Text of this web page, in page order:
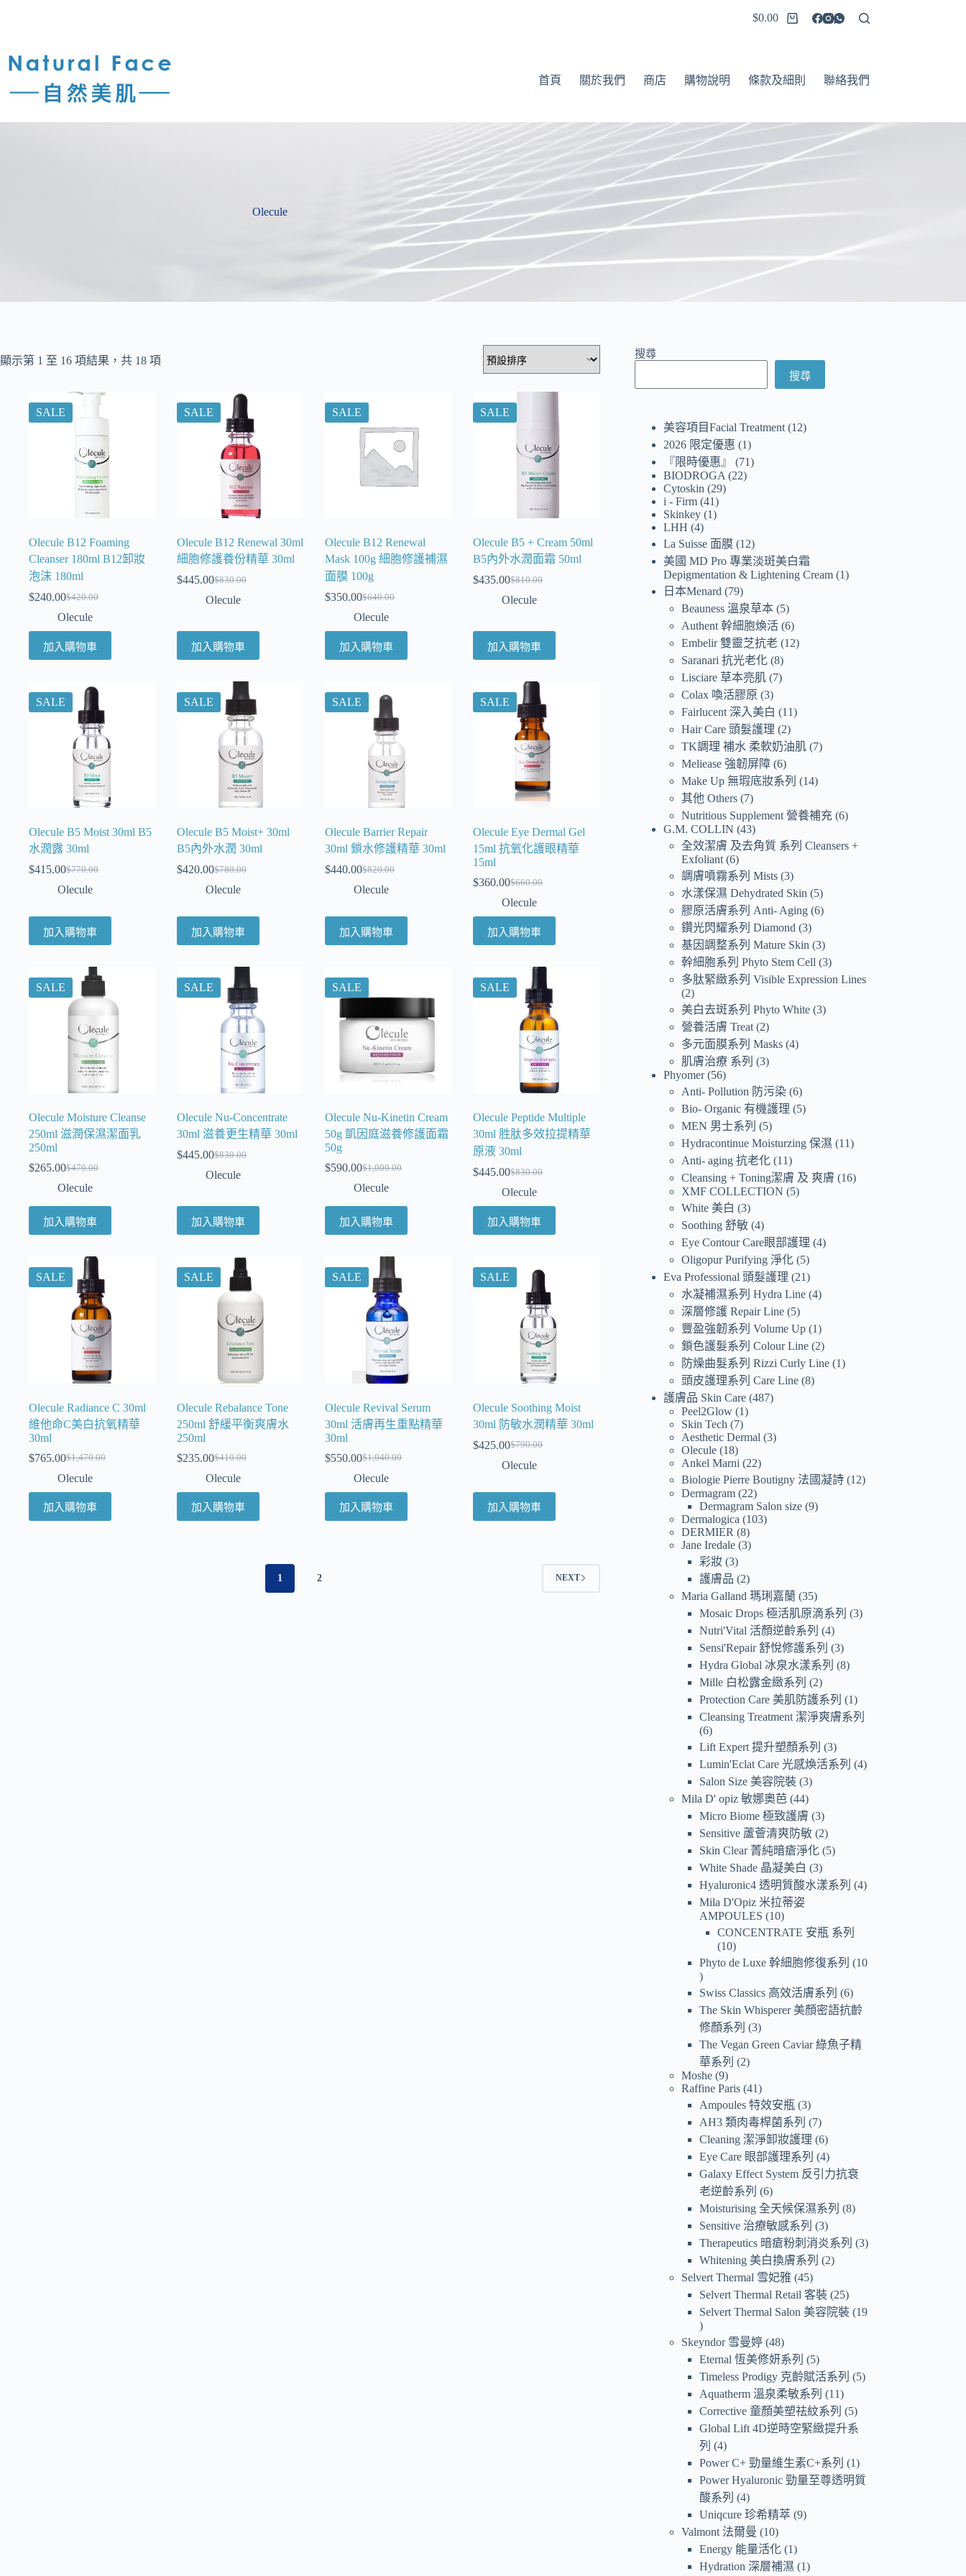
$0.00
首頁 關於我們 商店 購物說明 條款及細則 聯絡我們
Olecule
顯示第 1 至 16 項結果，共 18 項
SALE
Olecule B12 Foaming
Cleanser 180ml B12卸妝
泡沫 180ml
$420.00
$240.00
Olecule
加入購物車
SALE
Olecule B12 Renewal 30ml
細胞修護養份精華 30ml
$830.00
$445.00
Olecule
加入購物車
SALE
Olecule B12 Renewal
Mask 100g 細胞修護補濕
面膜 100g
$640.00
$350.00
Olecule
加入購物車
SALE
Olecule B5 + Cream 50ml
B5內外水潤面霜 50ml
$810.00
$435.00
Olecule
加入購物車
SALE
Olecule B5 Moist 30ml B5
水潤露 30ml
$770.00
$415.00
Olecule
加入購物車
SALE
Olecule B5 Moist+ 30ml
B5內外水潤 30ml
$780.00
$420.00
Olecule
加入購物車
SALE
Olecule Barrier Repair
30ml 鎖水修護精華 30ml
$820.00
$440.00
Olecule
加入購物車
SALE
Olecule Eye Dermal Gel
15ml 抗氧化護眼精華
15ml
$660.00
$360.00
Olecule
加入購物車
SALE
Olecule Moisture Cleanse
250ml 滋潤保濕潔面乳
250ml
$470.00
$265.00
Olecule
加入購物車
SALE
Olecule Nu-Concentrate
30ml 滋養更生精華 30ml
$830.00
$445.00
Olecule
加入購物車
SALE
Olecule Nu-Kinetin Cream
50g 凱因庭滋養修護面霜
50g
$1,000.00
$590.00
Olecule
加入購物車
SALE
Olecule Peptide Multiple
30ml 胜肽多效拉提精華
原液 30ml
$830.00
$445.00
Olecule
加入購物車
SALE
Olecule Radiance C 30ml
維他命C美白抗氧精華
30ml
$1,470.00
$765.00
Olecule
加入購物車
SALE
Olecule Rebalance Tone
250ml 舒緩平衡爽膚水
250ml
$410.00
$235.00
Olecule
加入購物車
SALE
Olecule Revival Serum
30ml 活膚再生重點精華
30ml
$1,040.00
$550.00
Olecule
加入購物車
SALE
Olecule Soothing Moist
30ml 防敏水潤精華 30ml
$790.00
$425.00
Olecule
加入購物車
1 2 NEXT
搜尋
搜尋
美容項目Facial Treatment 12
2026 限定優惠
1
『限時優惠』
71
BIODROGA
22
Cytoskin
29
i - Firm 41
Skinkey 1
LHH 4
La Suisse 面膜 12
美國 MD Pro 專業淡斑美白霜
Depigmentation & Lightening Cream 1
日本Menard
79
Beauness 溫泉草本 5
Authent 幹細胞煥活 6
Embelir 雙靈芝抗老 12
Saranari 抗光老化 8
Lisciare 草本亮肌 7
Colax 喚活膠原 3
Fairlucent 深入美白
11
Hair Care 頭髮護理
2
TK調理 補水 柔軟奶油肌 7
Meliease 強韌屏障 6
Make Up 無瑕底妝系列
14
其他 Others 7
Nutritious Supplement 營養補充 6
G.M. COLLIN 43
全效潔膚 及去角質 系列 Cleansers +
Exfoliant 6
調膚噴霧系列 Mists 3
水漾保濕 Dehydrated Skin
5
膠原活膚系列 Anti- Aging 6
鑽光閃耀系列 Diamond 3
基因調整系列 Mature Skin 3
幹細胞系列 Phyto Stem Cell 3
多肽緊緻系列 Visible Expression Lines
2
美白去斑系列 Phyto White 3
營養活膚 Treat 2
多元面膜系列 Masks 4
肌膚治療 系列
3
Phyomer 56
Anti- Pollution 防污染 6
Bio- Organic 有機護理
5
MEN 男士系列
5
Hydracontinue Moisturzing 保濕
11
Anti- aging 抗老化 11
Cleansing + Toning潔膚 及 爽膚
16
XMF COLLECTION
5
White 美白
3
Soothing 舒敏 4
Eye Contour Care眼部護理 4
Oligopur Purifying 淨化 5
Eva Professional 頭髮護理
21
水凝補濕系列 Hydra Line 4
深層修護 Repair Line 5
豐盈強韌系列 Volume Up 1
鎖色護髮系列 Colour Line 2
防燥曲髮系列 Rizzi Curly Line 1
頭皮護理系列 Care Line 8
護膚品 Skin Care 487
Peel2Glow 1
Skin Tech
7
Aesthetic Dermal 3
Olecule 18
Ankel Marni
22
Biologie Pierre Boutigny 法國凝詩 12
Dermagram 22
Dermagram Salon size 9
Dermalogica
103
DERMIER
8
Jane Iredale 3
彩妝 3
護膚品
2
Maria Galland 瑪琍嘉蘭 35
Mosaic Drops 極活肌原滴系列
3
Nutri'Vital 活顏逆齡系列
4
Sensi'Repair 舒悅修護系列
3
Hydra Global 冰泉水漾系列
8
Mille 白松露金緻系列
2
Protection Care 美肌防護系列
1
Cleansing Treatment 潔淨爽膚系列
6
Lift Expert 提升塑顏系列
3
Lumin'Eclat Care 光感煥活系列
4
Salon Size 美容院裝 3
Mila D' opiz 敏娜奧芭 44
Micro Biome 極致護膚 3
Sensitive 蘆薈清爽防敏 2
Skin Clear 菁純暗瘡淨化 5
White Shade 晶凝美白
3
Hyaluronic4 透明質酸水漾系列
4
Mila D'Opiz 米拉蒂姿
AMPOULES
10
CONCENTRATE 安瓶 系列
10
Phyto de Luxe 幹細胞修復系列
10
Swiss Classics 高效活膚系列
6
The Skin Whisperer 美顏密語抗齡
修顏系列
3
The Vegan Green Caviar 綠魚子精
華系列
2
Moshe 9
Raffine Paris 41
Ampoules 特效安瓶 3
AH3 類肉毒桿菌系列
7
Cleaning 潔淨卸妝護理 6
Eye Care 眼部護理系列
4
Galaxy Effect System 反引力抗衰
老逆齡系列
6
Moisturising 全天候保濕系列
8
Sensitive 治療敏感系列
3
Therapeutics 暗瘡粉刺消炎系列
3
Whitening 美白換膚系列
2
Selvert Thermal 雪妃雅 45
Selvert Thermal Retail 客裝 25
Selvert Thermal Salon 美容院裝 19
Skeyndor 雪曼婷 48
Eternal 恆美修妍系列
5
Timeless Prodigy 克齡賦活系列
5
Aquatherm 溫泉柔敏系列
11
Corrective 童顏美塑祛紋系列
5
Global Lift 4D逆時空緊緻提升系
列
4
Power C+ 勁量維生素C+系列
1
Power Hyaluronic 勁量至尊透明質
酸系列
4
Uniqcure 珍希精萃 9
Valmont 法爾曼
10
Energy 能量活化 1
Hydration 深層補濕
1